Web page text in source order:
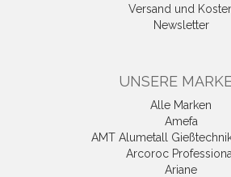
Versand und
Newsletter
UNSERE
Alle Marken
Amefa
AMT Alumetall
Arcoroc Professional
Ariane